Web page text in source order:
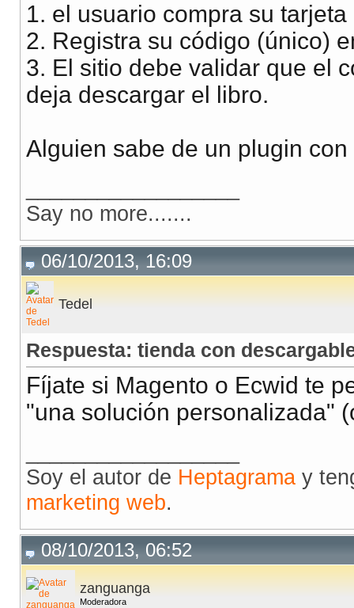
1. el usuario compra su
2. Registra su código (único)
3. El sitio debe validar que el
deja descargar el libro.
Alguien sabe de un plugin
Say no more.......
06/10/2013, 16:09
Tedel
Respuesta: tienda con
Fíjate si Magento o Ecwid te
"una solución personalizada"
Soy el autor de Heptagrama y
marketing web.
08/10/2013, 06:52
zanguanga
Moderadora